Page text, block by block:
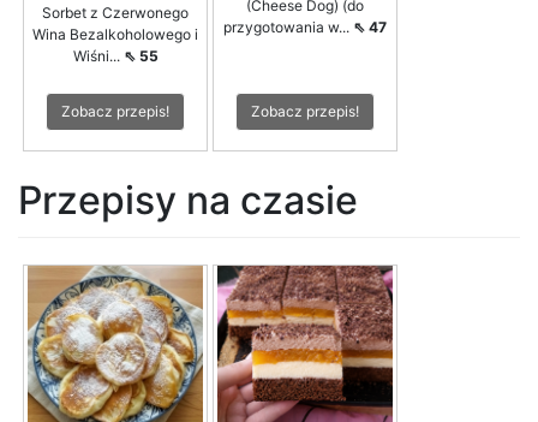
Sorbet z Czerwonego
Wina Bezalkoholowego i
Wiśni... ⇖ 55
Zobacz przepis!
(Cheese Dog) (do
przygotowania w... ⇖ 47
Zobacz przepis!
Przepisy na czasie